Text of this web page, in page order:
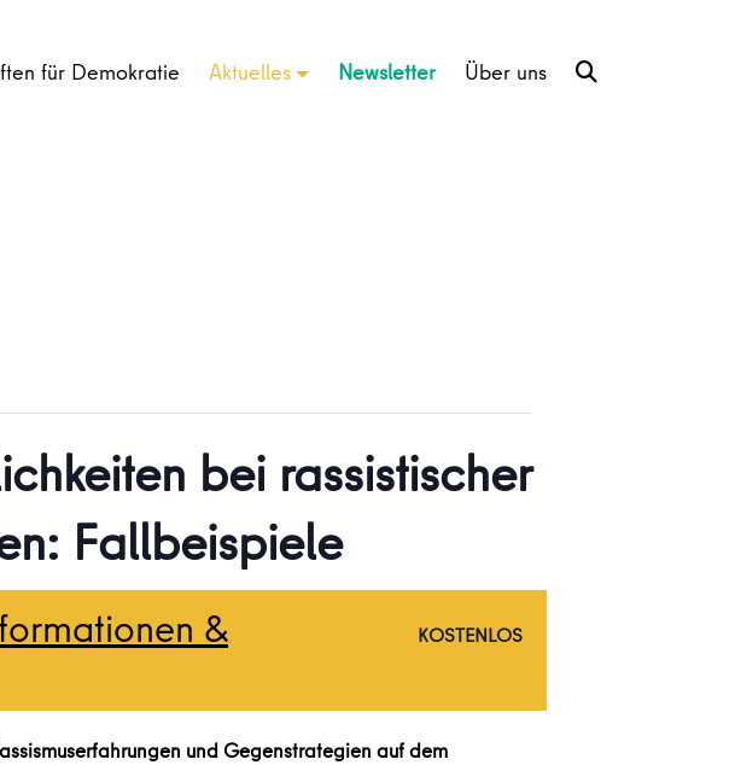
für Demokratie Aktuelles Newsletter Über uns
bei rassistischer
Fallbeispiele
&
KOSTENLOS
und Gegenstrategien auf dem